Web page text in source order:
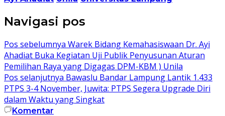
Navigasi pos
Pos sebelumnya Warek Bidang Kemahasiswaan Dr. Ayi
Ahadiat Buka Kegiatan Uji Publik Penyusunan Aturan
Pemilihan Raya yang Digagas DPM-KBM ) Unila
Pos selanjutnya Bawaslu Bandar Lampung Lantik 1.433
PTPS 3-4 November, Juwita: PTPS Segera Upgrade Diri
dalam Waktu yang Singkat
Komentar